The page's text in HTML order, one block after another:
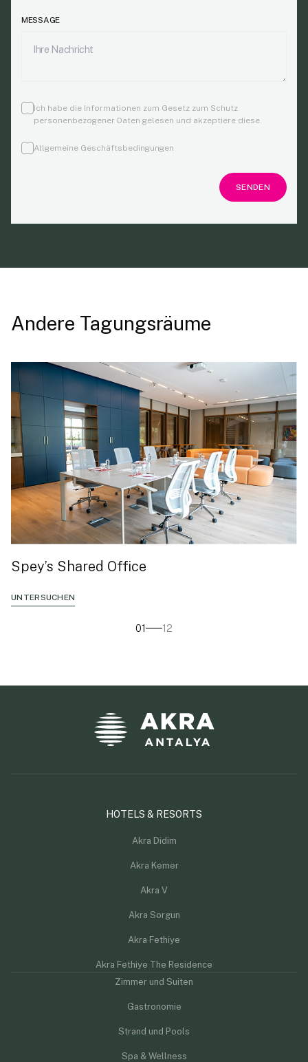
MESSAGE
Ich habe die Informationen zum Gesetz zum Schutz
personenbezogener Daten gelesen und akzeptiere diese.
Allgemeine Geschäftsbedingungen
SENDEN
Andere Tagungsräume
Spey’s Shared Office
UNTERSUCHEN
01 12
HOTELS & RESORTS
Akra Didim
Akra Kemer
Akra V
Akra Sorgun
Akra Fethiye
Akra Fethiye The Residence
Zimmer und Suiten
Gastronomie
Strand und Pools
Spa & Wellness